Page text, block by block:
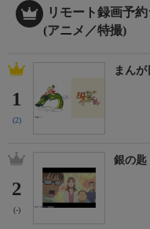
リモート録画予
(アニメ／特撮)
1
(2)
まん
2
(-)
銀の匙